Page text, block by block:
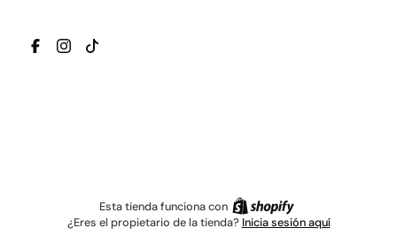
TRANSLATION MISSING:
TRANSLATION MISSING:
TRANSLATION MISSING:
Esta tienda funciona con
¿Eres el propietario de la tienda? Inicia sesión aquí